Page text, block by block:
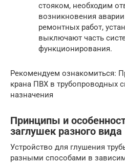
стояком, необходим
возникновения
ремонтных работ,
выключают часть
функционирования.
Рекомендуем ознакомиться:
крана ПВХ в трубопроводных
назначения
Принципы и
заглушек разного вида
Устройство для глушения
разными способами в